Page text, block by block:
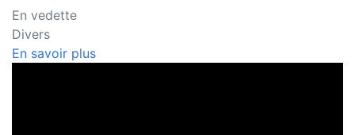
En vedette
Divers
En savoir plus